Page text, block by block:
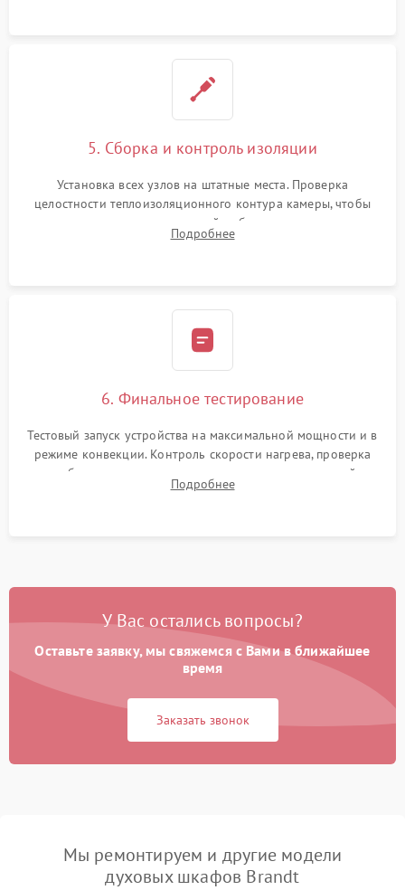
5. Сборка и контроль изоляции
Установка всех узлов на штатные места. Проверка
целостности теплоизоляционного контура камеры, чтобы
исключить перегрев кухонной мебели и потерю тепла.
Надежная фиксация клемм и сборка корпуса шкафа.
Подробнее
6. Финальное тестирование
Тестовый запуск устройства на максимальной мощности и в
режиме конвекции. Контроль скорости нагрева, проверка
срабатывания термостата при достижении заданной
температуры и тест на отсутствие утечек тока.
Подробнее
У Вас остались вопросы?
Оставьте заявку, мы свяжемся с Вами в ближайшее
время
Заказать звонок
Мы ремонтируем и другие модели
духовых шкафов Brandt